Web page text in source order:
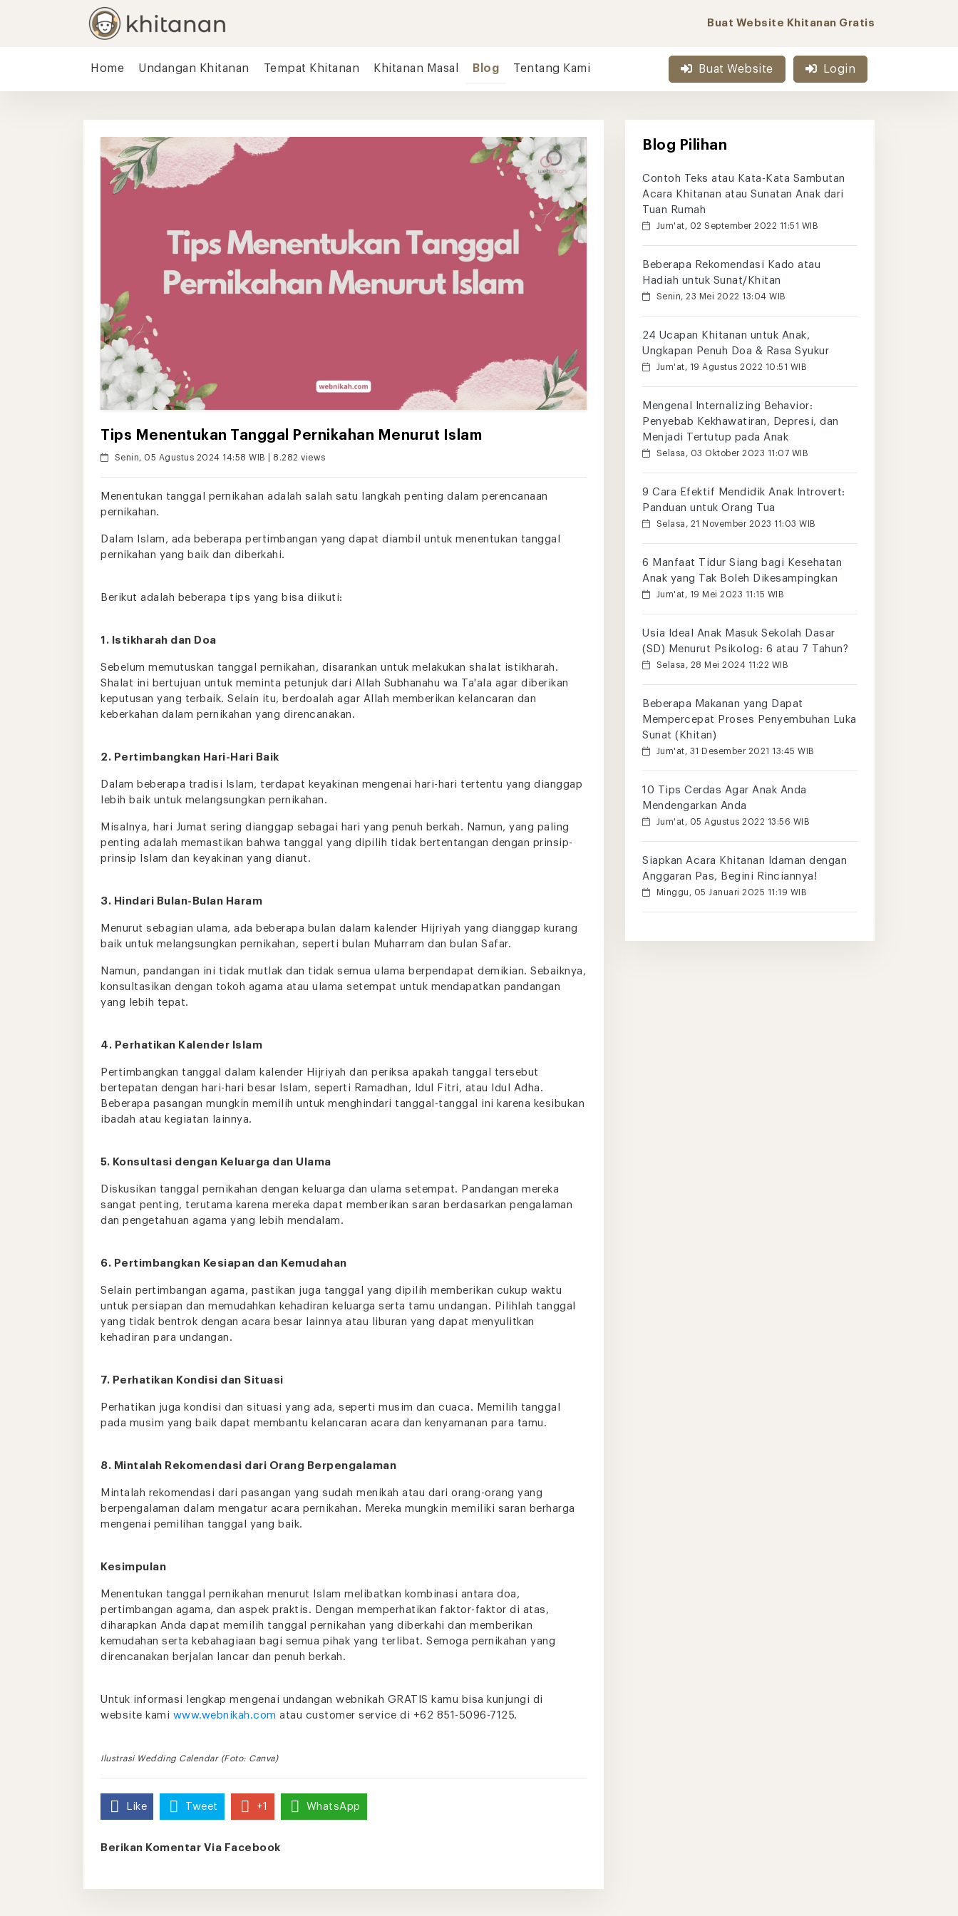
Buat Website Khitanan Gratis
Home Undangan Khitanan Tempat Khitanan Khitanan Masal Blog Tentang Kami Buat Website Login
Tips Menentukan Tanggal Pernikahan Menurut Islam
Senin, 05 Agustus 2024 14:58 WIB | 8.282 views
Menentukan tanggal pernikahan adalah salah satu langkah penting dalam perencanaan
pernikahan.
Dalam Islam, ada beberapa pertimbangan yang dapat diambil untuk menentukan tanggal
pernikahan yang baik dan diberkahi.
Berikut adalah beberapa tips yang bisa diikuti:
1. Istikharah dan Doa
Sebelum memutuskan tanggal pernikahan, disarankan untuk melakukan shalat istikharah.
Shalat ini bertujuan untuk meminta petunjuk dari Allah Subhanahu wa Ta'ala agar diberikan
keputusan yang terbaik. Selain itu, berdoalah agar Allah memberikan kelancaran dan
keberkahan dalam pernikahan yang direncanakan.
2. Pertimbangkan Hari-Hari Baik
Dalam beberapa tradisi Islam, terdapat keyakinan mengenai hari-hari tertentu yang dianggap
lebih baik untuk melangsungkan pernikahan.
Misalnya, hari Jumat sering dianggap sebagai hari yang penuh berkah. Namun, yang paling
penting adalah memastikan bahwa tanggal yang dipilih tidak bertentangan dengan prinsip-
prinsip Islam dan keyakinan yang dianut.
3. Hindari Bulan-Bulan Haram
Menurut sebagian ulama, ada beberapa bulan dalam kalender Hijriyah yang dianggap kurang
baik untuk melangsungkan pernikahan, seperti bulan Muharram dan bulan Safar.
Namun, pandangan ini tidak mutlak dan tidak semua ulama berpendapat demikian. Sebaiknya,
konsultasikan dengan tokoh agama atau ulama setempat untuk mendapatkan pandangan
yang lebih tepat.
4. Perhatikan Kalender Islam
Pertimbangkan tanggal dalam kalender Hijriyah dan periksa apakah tanggal tersebut
bertepatan dengan hari-hari besar Islam, seperti Ramadhan, Idul Fitri, atau Idul Adha.
Beberapa pasangan mungkin memilih untuk menghindari tanggal-tanggal ini karena kesibukan
ibadah atau kegiatan lainnya.
5. Konsultasi dengan Keluarga dan Ulama
Diskusikan tanggal pernikahan dengan keluarga dan ulama setempat. Pandangan mereka
sangat penting, terutama karena mereka dapat memberikan saran berdasarkan pengalaman
dan pengetahuan agama yang lebih mendalam.
6. Pertimbangkan Kesiapan dan Kemudahan
Selain pertimbangan agama, pastikan juga tanggal yang dipilih memberikan cukup waktu
untuk persiapan dan memudahkan kehadiran keluarga serta tamu undangan. Pilihlah tanggal
yang tidak bentrok dengan acara besar lainnya atau liburan yang dapat menyulitkan
kehadiran para undangan.
7. Perhatikan Kondisi dan Situasi
Perhatikan juga kondisi dan situasi yang ada, seperti musim dan cuaca. Memilih tanggal
pada musim yang baik dapat membantu kelancaran acara dan kenyamanan para tamu.
8. Mintalah Rekomendasi dari Orang Berpengalaman
Mintalah rekomendasi dari pasangan yang sudah menikah atau dari orang-orang yang
berpengalaman dalam mengatur acara pernikahan. Mereka mungkin memiliki saran berharga
mengenai pemilihan tanggal yang baik.
Kesimpulan
Menentukan tanggal pernikahan menurut Islam melibatkan kombinasi antara doa,
pertimbangan agama, dan aspek praktis. Dengan memperhatikan faktor-faktor di atas,
diharapkan Anda dapat memilih tanggal pernikahan yang diberkahi dan memberikan
kemudahan serta kebahagiaan bagi semua pihak yang terlibat. Semoga pernikahan yang
direncanakan berjalan lancar dan penuh berkah.
Untuk informasi lengkap mengenai undangan webnikah GRATIS kamu bisa kunjungi di
website kami www.webnikah.com atau customer service di +62 851-5096-7125.
Ilustrasi Wedding Calendar (Foto: Canva)
Like Tweet +1 WhatsApp
Berikan Komentar Via Facebook
Blog Pilihan
Contoh Teks atau Kata-Kata Sambutan
Acara Khitanan atau Sunatan Anak dari
Tuan Rumah
Jum'at, 02 September 2022 11:51 WIB
Beberapa Rekomendasi Kado atau
Hadiah untuk Sunat/Khitan
Senin, 23 Mei 2022 13:04 WIB
24 Ucapan Khitanan untuk Anak,
Ungkapan Penuh Doa & Rasa Syukur
Jum'at, 19 Agustus 2022 10:51 WIB
Mengenal Internalizing Behavior:
Penyebab Kekhawatiran, Depresi, dan
Menjadi Tertutup pada Anak
Selasa, 03 Oktober 2023 11:07 WIB
9 Cara Efektif Mendidik Anak Introvert:
Panduan untuk Orang Tua
Selasa, 21 November 2023 11:03 WIB
6 Manfaat Tidur Siang bagi Kesehatan
Anak yang Tak Boleh Dikesampingkan
Jum'at, 19 Mei 2023 11:15 WIB
Usia Ideal Anak Masuk Sekolah Dasar
(SD) Menurut Psikolog: 6 atau 7 Tahun?
Selasa, 28 Mei 2024 11:22 WIB
Beberapa Makanan yang Dapat
Mempercepat Proses Penyembuhan Luka
Sunat (Khitan)
Jum'at, 31 Desember 2021 13:45 WIB
10 Tips Cerdas Agar Anak Anda
Mendengarkan Anda
Jum'at, 05 Agustus 2022 13:56 WIB
Siapkan Acara Khitanan Idaman dengan
Anggaran Pas, Begini Rinciannya!
Minggu, 05 Januari 2025 11:19 WIB